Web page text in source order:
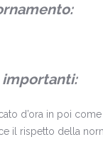
d’ora in poi
il rispetto della